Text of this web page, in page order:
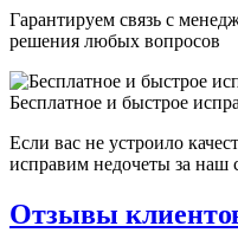
Гарантируем связь с
решения любых вопросов
Бесплатное и быстрое
Если вас не устроило
исправим недочеты за наш
Отзывы